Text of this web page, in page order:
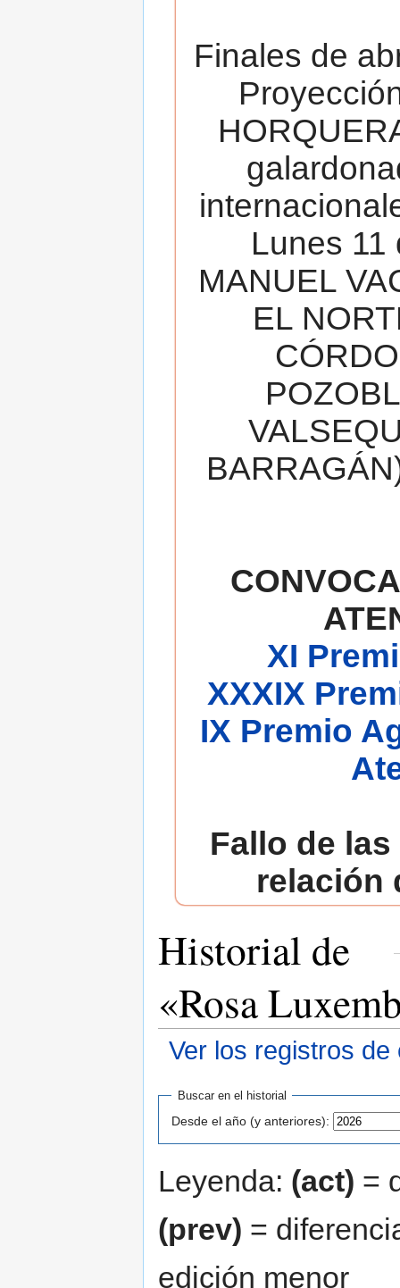
Finales de
Lunes 11
MANUEL
EL
XI
XXXIX
IX Premio
Fallo de
relación
Historial de
«Rosa
Ver los registros de
Buscar en el historial
Desde el año (y anteriores):
Leyenda: (act) =
(prev) =
edición menor